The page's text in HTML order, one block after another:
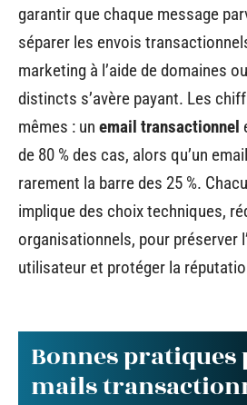
garantir que chaque message
séparer les envois
marketing à l’aide de domaines
distincts s’avère payant. Les
mêmes : un email transactionnel
de 80 % des cas, alors qu’un
rarement la barre des 25 %.
implique des choix techniques,
organisationnels, pour préserver
utilisateur et protéger la
Bonnes pratiques
mails